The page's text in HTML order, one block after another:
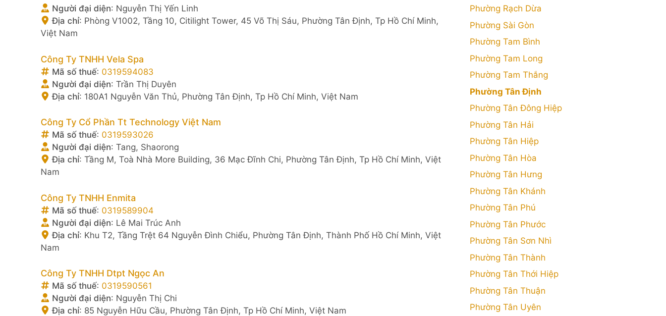
Người đại diện: Nguyễn Thị Yến Linh
Địa chỉ: Phòng V1002, Tầng 10, Citilight Tower, 45 Võ Thị Sáu, Phường Tân Định, Tp Hồ Chí Minh,
Việt Nam
Công Ty TNHH Vela Spa
Mã số thuế: 0319594083
Người đại diện: Trần Thị Duyên
Địa chỉ: 180A1 Nguyễn Văn Thủ, Phường Tân Định, Tp Hồ Chí Minh, Việt Nam
Công Ty Cổ Phần Tt Technology Việt Nam
Mã số thuế: 0319593026
Người đại diện: Tang, Shaorong
Địa chỉ: Tầng M, Toà Nhà More Building, 36 Mạc Đĩnh Chi, Phường Tân Định, Tp Hồ Chí Minh, Việt
Nam
Công Ty TNHH Enmita
Mã số thuế: 0319589904
Người đại diện: Lê Mai Trúc Anh
Địa chỉ: Khu T2, Tầng Trệt 64 Nguyễn Đình Chiểu, Phường Tân Định, Thành Phố Hồ Chí Minh, Việt
Nam
Công Ty TNHH Dtpt Ngọc An
Mã số thuế: 0319590561
Người đại diện: Nguyễn Thị Chi
Địa chỉ: 85 Nguyễn Hữu Cầu, Phường Tân Định, Tp Hồ Chí Minh, Việt Nam
Phường Rạch Dừa
Phường Sài Gòn
Phường Tam Bình
Phường Tam Long
Phường Tam Thắng
Phường Tân Định
Phường Tân Đông Hiệp
Phường Tân Hải
Phường Tân Hiệp
Phường Tân Hòa
Phường Tân Hưng
Phường Tân Khánh
Phường Tân Phú
Phường Tân Phước
Phường Tân Sơn Nhì
Phường Tân Thành
Phường Tân Thới Hiệp
Phường Tân Thuận
Phường Tân Uyên